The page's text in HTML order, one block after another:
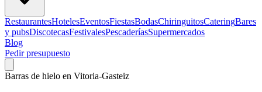
RestaurantesHotelesEventosFiestasBodasChiringuitosCateringBares
y pubsDiscotecasFestivalesPescaderíasSupermercados
Blog
Pedir presupuesto
Barras de hielo en Vitoria-Gasteiz